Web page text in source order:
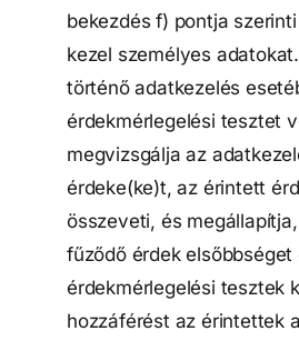
bekezdés f) pontja
kezel személyes
történő adatkezelés
érdekmérlegelési tesztet
megvizsgálja az
érdeke(ke)t, az érintett
összeveti, és
fűződő érdek
érdekmérlegelési tesztek
hozzáférést az érintettek